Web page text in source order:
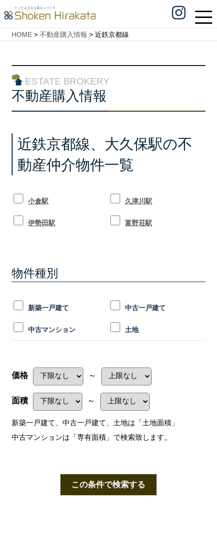
HOME> 不動産購入情報 > 近鉄京都線
ESTATE BROKERY
不動産購入情報
近鉄京都線、大久保駅の不
動産仲介物件一覧
小倉駅 久津川駅
伊勢田駅 富野荘駅
物件種別
新築一戸建て 中古一戸建て
中古マンション 土地
価格 ～
面積 ～
新築一戸建て、中古一戸建て、土地は「土地面積」
中古マンションは「専有面積」で検索致します。
この条件で検索する